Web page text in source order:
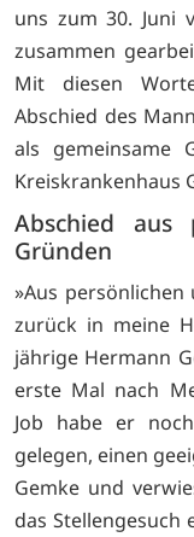
uns zum 30. Juni
zusammen
Mit diesen
Abschied des
als gemeinsame
Kreiskrankenhaus
Abschied aus
Gründen
»Aus
zurück in meine
jährige Hermann
erste Mal nach
Job habe er
gelegen, einen
Gemke und
das Stellengesuch